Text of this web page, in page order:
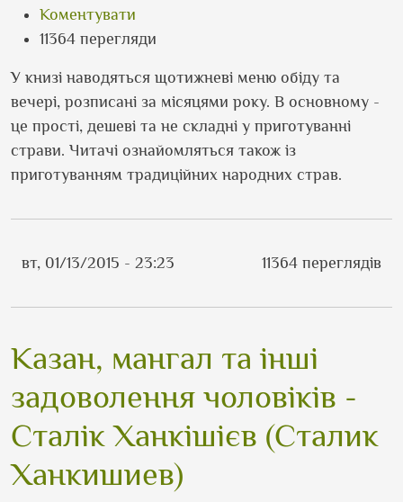
Коментувати
11364 перегляди
У книзі наводяться щотижневі меню обіду та
вечері, розписані за місяцями року. В основному -
це прості, дешеві та не складні у приготуванні
страви. Читачі ознайомляться також із
приготуванням традиційних народних страв.
вт, 01/13/2015 - 23:23 11364 переглядів
Казан, мангал та інші
задоволення чоловіків -
Сталік Ханкішієв (Сталик
Ханкишиев)